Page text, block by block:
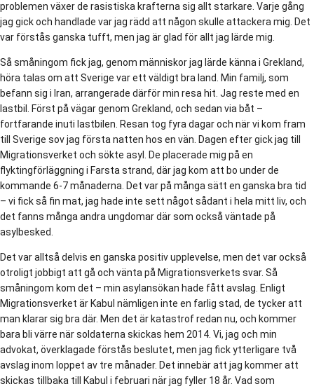
problemen växer de rasistiska krafterna sig allt starkare. Varje gång
jag gick och handlade var jag rädd att någon skulle attackera mig. Det
var förstås ganska tufft, men jag är glad för allt jag lärde mig.
Så småningom fick jag, genom människor jag lärde känna i Grekland,
höra talas om att Sverige var ett väldigt bra land. Min familj, som
befann sig i Iran, arrangerade därför min resa hit. Jag reste med en
lastbil. Först på vägar genom Grekland, och sedan via båt –
fortfarande inuti lastbilen. Resan tog fyra dagar och när vi kom fram
till Sverige sov jag första natten hos en vän. Dagen efter gick jag till
Migrationsverket och sökte asyl. De placerade mig på en
flyktingförläggning i Farsta strand, där jag kom att bo under de
kommande 6-7 månaderna. Det var på många sätt en ganska bra tid
– vi fick så fin mat, jag hade inte sett något sådant i hela mitt liv, och
det fanns många andra ungdomar där som också väntade på
asylbesked.
Det var alltså delvis en ganska positiv upplevelse, men det var också
otroligt jobbigt att gå och vänta på Migrationsverkets svar. Så
småningom kom det – min asylansökan hade fått avslag. Enligt
Migrationsverket är Kabul nämligen inte en farlig stad, de tycker att
man klarar sig bra där. Men det är katastrof redan nu, och kommer
bara bli värre när soldaterna skickas hem 2014. Vi, jag och min
advokat, överklagade förstås beslutet, men jag fick ytterligare två
avslag inom loppet av tre månader. Det innebär att jag kommer att
skickas tillbaka till Kabul i februari när jag fyller 18 år. Vad som